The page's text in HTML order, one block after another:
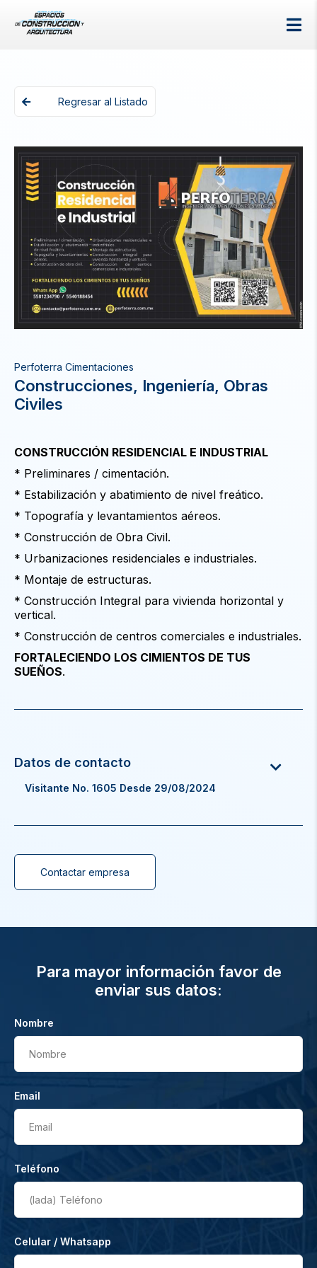
Regresar al Listado
Perfoterra Cimentaciones
Construcciones, Ingeniería, Obras
Civiles
CONSTRUCCIÓN RESIDENCIAL E INDUSTRIAL
* Preliminares / cimentación.
* Estabilización y abatimiento de nivel freático.
* Topografía y levantamientos aéreos.
* Construcción de Obra Civil.
* Urbanizaciones residenciales e industriales.
* Montaje de estructuras.
* Construcción Integral para vivienda horizontal y
vertical.
* Construcción de centros comerciales e industriales.
FORTALECIENDO LOS CIMIENTOS DE TUS
SUEÑOS.
Visitante No. 1605 Desde 29/08/2024
Contactar empresa
Para mayor información favor de
enviar sus datos:
Nombre
Nombre
Email
Email
Teléfono
(lada) Teléfono
Celular / Whatsapp